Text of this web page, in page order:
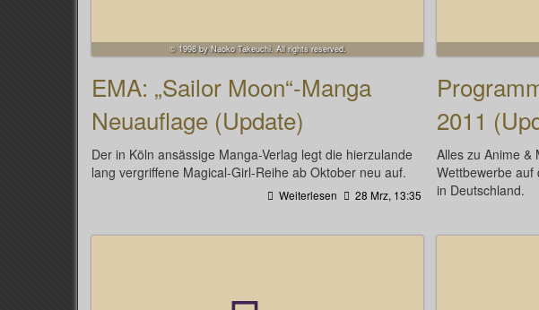
© 1998 by Naoko Takeuchi. All rights reserved.
EMA: „Sailor Moon“-Manga
Neuauflage (Update)
Der in Köln ansässige Manga-Verlag legt die hierzulande
lang vergriffene Magical-Girl-Reihe ab Oktober neu auf.
Weiterlesen 28 Mrz, 13:35
2011
Alles zu Anime &
Wettbewerbe
in Deutschland.